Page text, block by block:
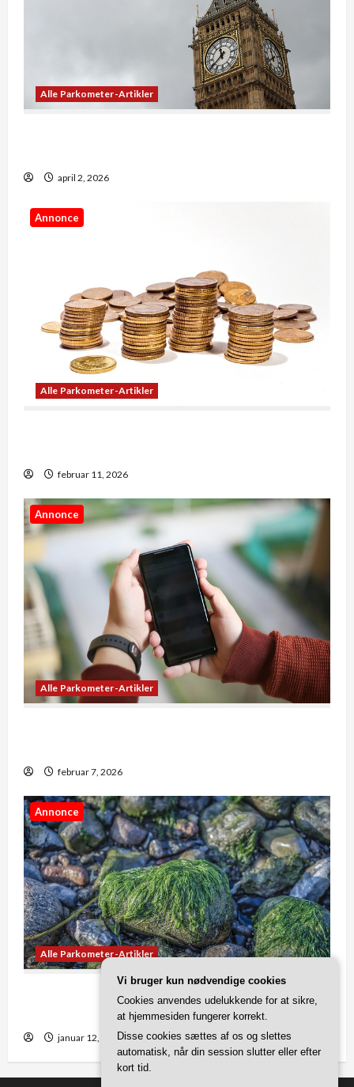
Alle Parkometer-Artikler
april 2, 2026
Annonce
Alle Parkometer-Artikler
februar 11, 2026
Annonce
Alle Parkometer-Artikler
februar 7, 2026
Annonce
Alle Parkometer-Artikler
Tjeklisten: Disse fejl skal du undgå, når du
januar 12, 2026
Vi bruger kun nødvendige cookies
Cookies anvendes udelukkende for at sikre,
at hjemmesiden fungerer korrekt.
Disse cookies sættes af os og slettes
automatisk, når din session slutter eller efter
kort tid.